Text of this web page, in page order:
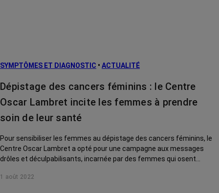
SYMPTÔMES ET DIAGNOSTIC • ACTUALITÉ
Dépistage des cancers féminins : le Centre
Oscar Lambret incite les femmes à prendre
soin de leur santé
Pour sensibiliser les femmes au dépistage des cancers féminins, le
Centre Oscar Lambret a opté pour une campagne aux messages
drôles et déculpabilisants, incarnée par des femmes qui osent
1 août 2022